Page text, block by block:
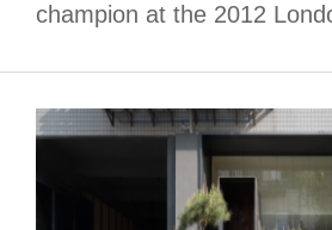
champion at the 2012